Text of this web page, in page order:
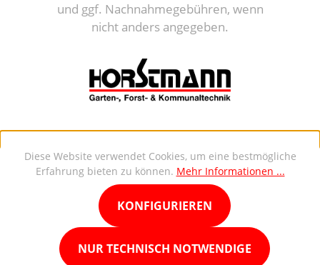
und ggf. Nachnahmegebühren, wenn
nicht anders angegeben.
Diese Website verwendet Cookies, um eine bestmögliche
Erfahrung bieten zu können. Mehr Informationen ...
NUR TECHNISCH NOTWENDIGE
KONFIGURIEREN